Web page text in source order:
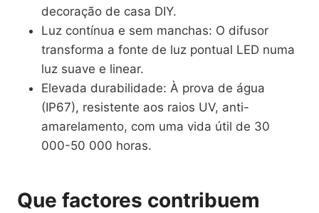
decoração de casa DIY.
Luz contínua e sem manchas: O difusor
transforma a fonte de luz pontual LED numa
luz suave e linear.
Elevada durabilidade: À prova de água
(IP67), resistente aos raios UV, anti-
amarelamento, com uma vida útil de 30
000-50 000 horas.
Que factores contribuem